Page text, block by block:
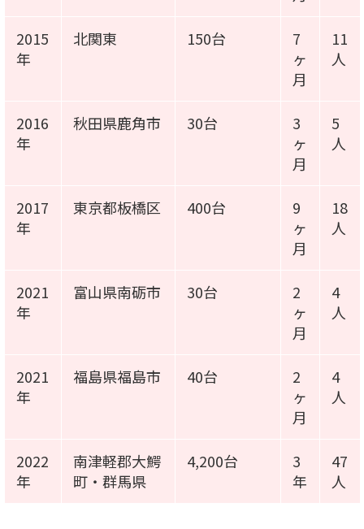
2015
年
北関東 150台
7
ヶ
月
11
人
2016
年
秋田県鹿角市 30台
3
ヶ
月
5
人
2017
年
東京都板橋区 400台
9
ヶ
月
18
人
2021
年
富山県南砺市 30台
2
ヶ
月
4
人
2021
年
福島県福島市 40台
2
ヶ
月
4
人
2022
年
南津軽郡大鰐
町・群馬県
4,200台
3
年
47
人